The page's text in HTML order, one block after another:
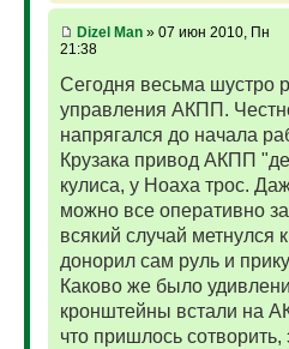
Dizel Man» 07 июн 2010, Пн
21:38
Сегодня весьма шустро
управления АКПП.
напрягался до начала
Крузака привод АКПП
кулиса, у Ноаха трос.
можно все оперативно
всякий случай метнулся
донорил сам руль и
Каково же было
кронштейны встали на
что пришлось сотворить,